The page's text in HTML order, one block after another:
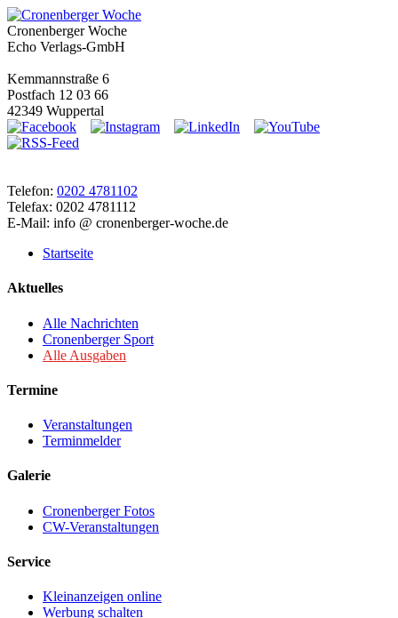
Cronenberger Woche
Echo Verlags-GmbH
Kemmannstraße 6
Postfach 12 03 66
42349 Wuppertal
Telefon: 0202 4781102
Telefax: 0202 4781112
E-Mail: info @ cronenberger-woche.de
Startseite
Aktuelles
Alle Nachrichten
Cronenberger Sport
Alle Ausgaben
Termine
Veranstaltungen
Terminmelder
Galerie
Cronenberger Fotos
CW-Veranstaltungen
Service
Kleinanzeigen online
Werbung schalten